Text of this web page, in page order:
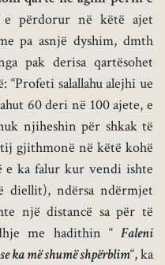
e përdorur në këtë ajet
pa asnjë dyshim, dmth
pak derisa qartësohet
salallahu alejhi ue
60 deri në 100 ajete, e
njiheshin për shkak të
gjithmonë në këtë kohë
e ka falur kur vendi ishte
diellit), ndërsa ndërmjet
një distancë sa për të
me hadithin “ Faleni
ka më shumë shpërblim“, ka